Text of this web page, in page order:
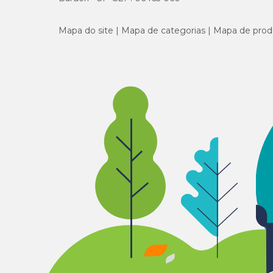
Mapa do site Mapa de categorias Mapa de